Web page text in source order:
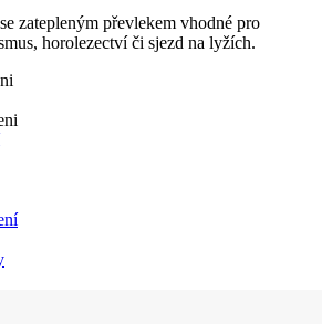
zatepleným převlekem vhodné pro
horolezectví či sjezd na lyžích.